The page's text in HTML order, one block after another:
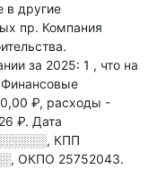
в другие
пр. Компания
за 2025: 1 , что на
Финансовые
₽, расходы -
₽. Дата
, КПП
, ОКПО 25752043.